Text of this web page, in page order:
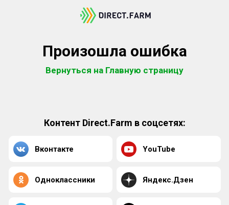
Произошла ошибка
Вернуться на Главную страницу
Контент Direct.Farm в соцсетях:
Вконтакте YouTube
Одноклассники Яндекс.Дзен